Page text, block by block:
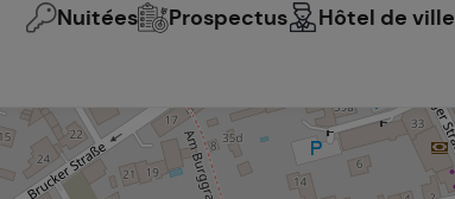
Nuitées Prospectus Hôtel de ville